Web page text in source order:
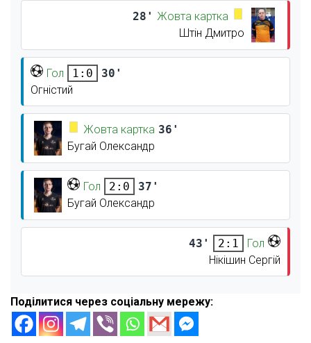
28' Жовта картка
Штін Дмитро
Гол 1:0
30'
Огністий
Жовта картка 36'
Бугай Олександр
Гол 2:0
37'
Бугай Олександр
43' 2:1
Гол
Нікішин Сергій
Поділитися через соціальну мережу: